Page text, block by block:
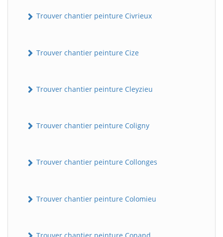
Trouver chantier peinture Civrieux
Trouver chantier peinture Cize
Trouver chantier peinture Cleyzieu
Trouver chantier peinture Coligny
Trouver chantier peinture Collonges
Trouver chantier peinture Colomieu
BatiWebPro